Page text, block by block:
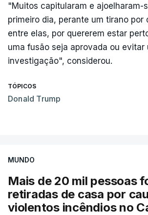
"Muitos capitularam e ajoelharam-
primeiro dia, perante um tirano por
entre elas, por quererem estar
uma fusão seja aprovada ou evitar
investigação", considerou.
TÓPICOS
Donald Trump
MUNDO
Mais de 20 mil pessoas
retiradas de casa por
violentos incêndios no